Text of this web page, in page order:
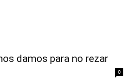
damos para no rezar
0